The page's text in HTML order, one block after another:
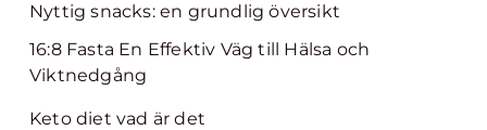
Nyttig snacks: en grundlig översikt
16:8 Fasta En Effektiv Väg till Hälsa och
Viktnedgång
Keto diet vad är det